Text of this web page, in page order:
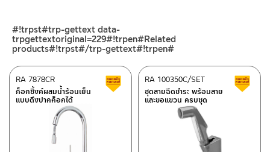
ศูนย์บริการและอะไหล่ กรุงเทพฯ
662/61-62 ถนน พระราม3 แขวงบางโพงพาง เขตยานนาวา กรุงเทพฯ
โทร: 02-358-0080 / 080-075-8668 / 091-545-0556
– Shopee
–Lazada
–ซื้อสินค้าชิ้นนี้บน Shopee>>คลิกที่นี่<<
–ซื้อสินค้าชิ้นนี้บน Lazada>> คลิกที่นี่<<
ติดต่อพนักงานขาย / Contact Sales Staff
โทร: 02-285-5795
@charnpaiboon.sales
#!trpst#trp-gettext data-
trpgettextoriginal=229#!trpen#Related
products#!trpst#/trp-gettext#!trpen#
ก็อกซิ้งค์ผสมน้ำร้อนเย็น
แบบดึงปากก็อกได้
RA 7878CR สินค้าลดราคา เคลียร์สต็อก
ชุดสายฉีดชำระ พร้อมสาย
และขอแขวน ครบชุด
RA 100350C/SET